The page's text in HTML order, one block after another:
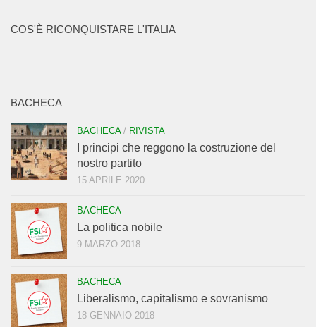
COS'È RICONQUISTARE L'ITALIA
BACHECA
BACHECA/ RIVISTA
I principi che reggono la costruzione del
nostro partito
15 APRILE 2020
BACHECA
La politica nobile
9 MARZO 2018
BACHECA
Liberalismo, capitalismo e sovranismo
18 GENNAIO 2018